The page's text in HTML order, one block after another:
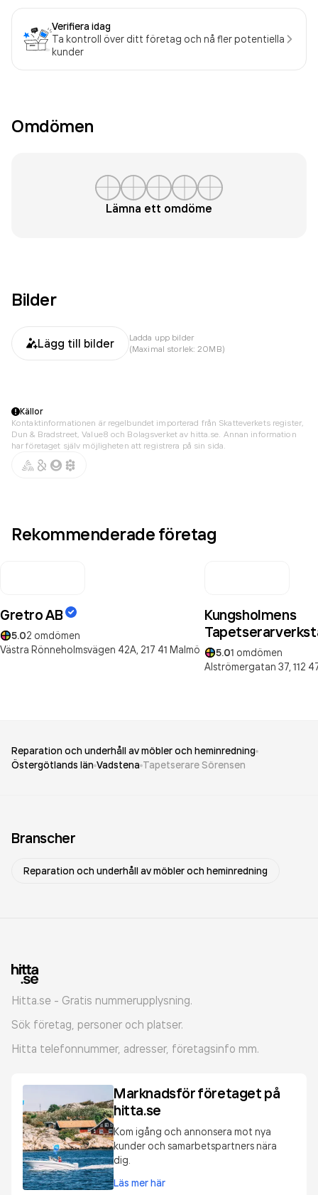
Verifiera idag
Ta kontroll över ditt företag och nå fler potentiella
kunder
Omdömen
Lämna ett omdöme
Bilder
Lägg till bilder
Ladda upp bilder
(Maximal storlek: 20MB)
Källor
Kontaktinformationen är regelbundet importerad från Skatteverkets register,
Dun & Bradstreet, Value8 och Bolagsverket av hitta.se. Annan information
har företaget själv möjligheten att registrera på sin sida.
Rekommenderade företag
Gretro AB
5.02 omdömen
Västra Rönneholmsvägen 42A, 217 41 Malmö
Kungsholmens
5.01 omdömen
Alströmergatan 37, 112
Reparation och underhåll av möbler och heminredning
Östergötlands län Vadstena Tapetserare Sörensen
Branscher
Reparation och underhåll av möbler och heminredning
Hitta.se - Gratis nummerupplysning.
Sök företag, personer och platser.
Hitta telefonnummer, adresser, företagsinfo mm.
Marknadsför företaget på
hitta.se
Kom igång och annonsera mot nya
kunder och samarbetspartners nära
dig.
Läs mer här